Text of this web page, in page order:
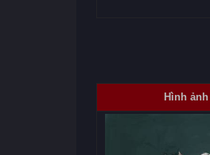
Hình ảnh